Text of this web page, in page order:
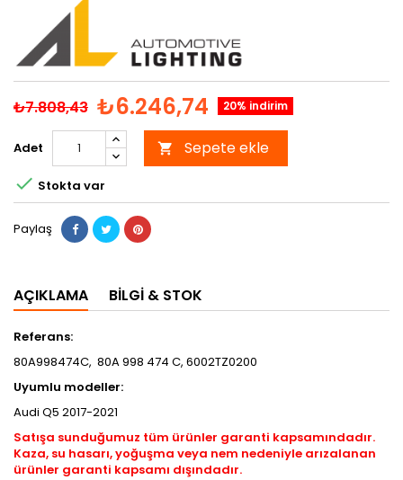
₺7.808,43 ₺6.246,74 20% indirim
Adet  Sepete ekle
 Stokta var
Paylaş
AÇIKLAMA BILGI & STOK
Referans:
80A998474C, 80A 998 474 C, 6002TZ0200
Uyumlu modeller:
Audi Q5 2017-2021
Satışa sunduğumuz tüm ürünler garanti kapsamındadır.
Kaza, su hasarı, yoğuşma veya nem nedeniyle arızalanan
ürünler garanti kapsamı dışındadır.